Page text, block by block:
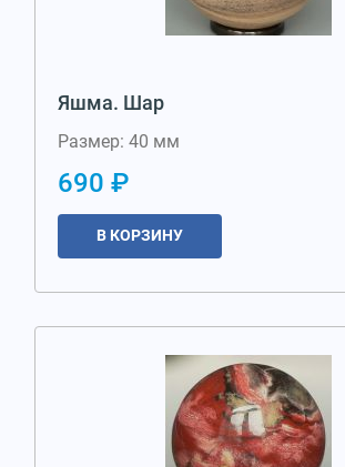
Яшма. Шар
Размер: 40 мм
690 ₽
В КОРЗИНУ